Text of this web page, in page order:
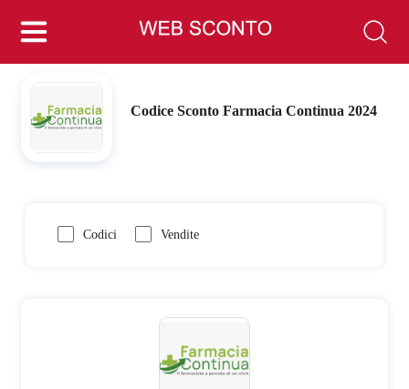
Codice Sconto Farmacia Continua 2024
Codici Vendite